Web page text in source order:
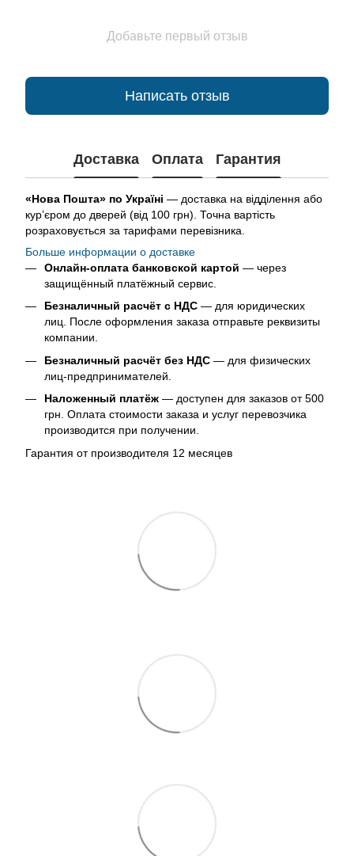
Добавьте первый отзыв
Написать отзыв
Доставка Оплата Гарантия
«Нова Пошта» по Україні — доставка на відділення або
кур’єром до дверей (від 100 грн). Точна вартість
розраховується за тарифами перевізника.
Больше информации о доставке
Онлайн-оплата банковской картой — через
защищённый платёжный сервис.
Безналичный расчёт с НДС — для юридических
лиц. После оформления заказа отправьте реквизиты
компании.
Безналичный расчёт без НДС — для физических
лиц-предпринимателей.
Наложенный платёж — доступен для заказов от 500
грн. Оплата стоимости заказа и услуг перевозчика
производится при получении.
Гарантия от производителя 12 месяцев